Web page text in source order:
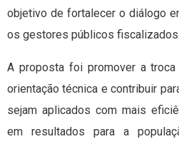
objetivo de fortalecer o diálogo
os gestores públicos fiscalizados.
A proposta foi promover a
orientação técnica e contribuir
sejam aplicados com mais
em resultados para a